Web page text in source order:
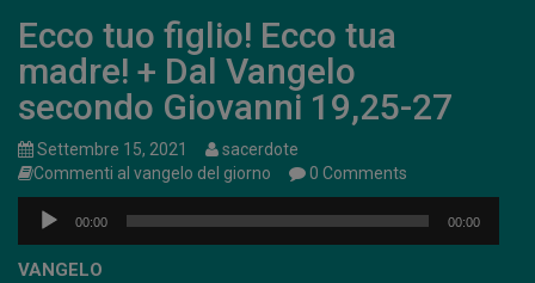
Ecco tuo figlio! Ecco tua
madre! + Dal Vangelo
secondo Giovanni 19,25-27
Settembre 15, 2021
sacerdote
Commenti al vangelo del giorno
0 Comments
Audio
Player
00:00 00:00
VANGELO